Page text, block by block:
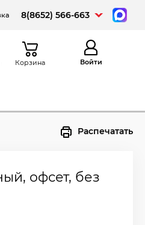
8(8652) 566-663
Корзина Войти
Распечатать
офсет, без